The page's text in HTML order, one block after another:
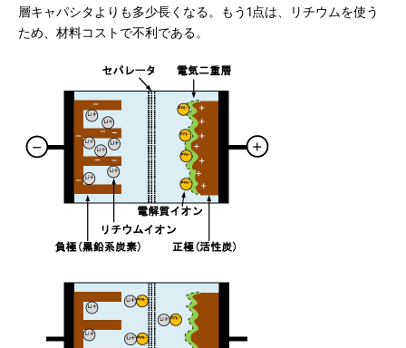
層キャパシタよりも多少長くなる。もう1点は、リチウムを使う
ため、材料コストで不利である。